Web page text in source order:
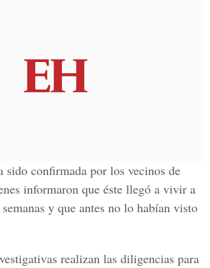
sido confirmada por los vecinos de
informaron que éste llegó a vivir a
y que antes no lo habían visto
realizan las diligencias para